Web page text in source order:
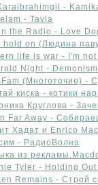
-
- Tavla
the Radio - Love
hold on (Людина
life is war - I'm
Night -
(Многоточие) -
киска - котики
Круглова -
Far Away -
Хадат и Enrico
- РадиоВолна
из
Tyler - Holding
Remains - Строй